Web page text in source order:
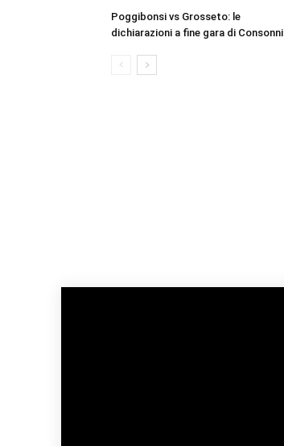
Poggibonsi vs Grosseto: le
dichiarazioni a fine gara di Consonni